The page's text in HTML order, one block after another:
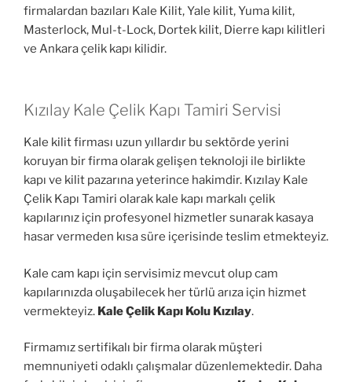
firmalardan bazıları Kale Kilit, Yale kilit, Yuma kilit,
Masterlock, Mul-t-Lock, Dortek kilit, Dierre kapı kilitleri
ve Ankara çelik kapı kilidir.
Kızılay Kale Çelik Kapı Tamiri Servisi
Kale kilit firması uzun yıllardır bu sektörde yerini
koruyan bir firma olarak gelişen teknoloji ile birlikte
kapı ve kilit pazarına yeterince hakimdir. Kızılay Kale
Çelik Kapı Tamiri olarak kale kapı markalı çelik
kapılarınız için profesyonel hizmetler sunarak kasaya
hasar vermeden kısa süre içerisinde teslim etmekteyiz.
Kale cam kapı için servisimiz mevcut olup cam
kapılarınızda oluşabilecek her türlü arıza için hizmet
vermekteyiz. Kale Çelik Kapı Kolu Kızılay.
Firmamız sertifikalı bir firma olarak müşteri
memnuniyeti odaklı çalışmalar düzenlemektedir. Daha